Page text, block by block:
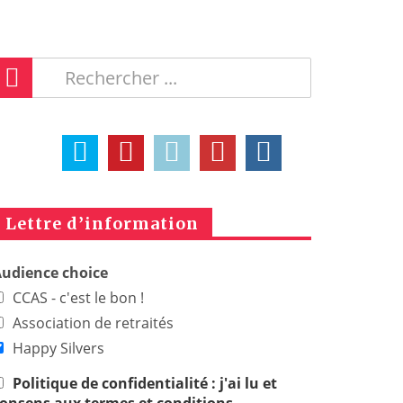
Lettre d’information
choice
CCAS - c'est le bon !
Association de retraités
Happy Silvers
Politique de confidentialité : j'ai lu et